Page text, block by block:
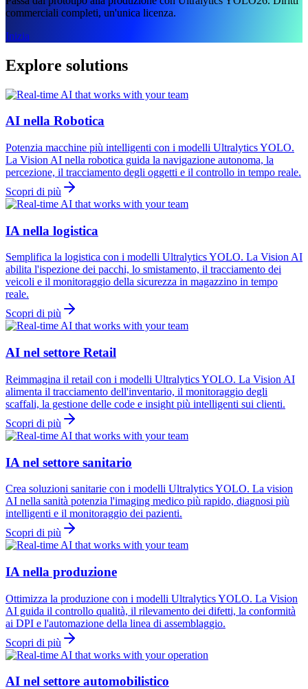
commerciali completi, un'unica licenza.
Inizia
Explore solutions
AI nella Robotica
Potenzia macchine più intelligenti con i modelli Ultralytics YOLO.
La Vision AI nella robotica guida la navigazione autonoma, la
percezione, il tracciamento degli oggetti e il controllo in tempo reale.
Scopri di più
IA nella logistica
Semplifica la logistica con i modelli Ultralytics YOLO. La Vision AI
abilita l'ispezione dei pacchi, lo smistamento, il tracciamento dei
veicoli e il monitoraggio della sicurezza in magazzino in tempo
reale.
Scopri di più
AI nel settore Retail
Reimmagina il retail con i modelli Ultralytics YOLO. La Vision AI
alimenta il tracciamento dell'inventario, il monitoraggio degli
scaffali, la gestione delle code e insight più intelligenti sui clienti.
Scopri di più
IA nel settore sanitario
Crea soluzioni sanitarie con i modelli Ultralytics YOLO. La vision
AI nella sanità potenzia l'imaging medico più rapido, diagnosi più
intelligenti e il monitoraggio dei pazienti.
Scopri di più
IA nella produzione
Ottimizza la produzione con i modelli Ultralytics YOLO. La Vision
AI guida il controllo qualità, il rilevamento dei difetti, la conformità
ai DPI e l'automazione della linea di assemblaggio.
Scopri di più
AI nel settore automobilistico